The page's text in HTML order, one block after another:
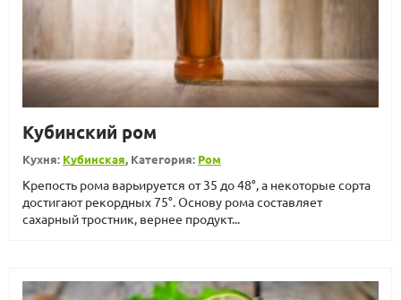
Кубинский ром
Кухня: Кубинская, Категория: Ром
Крепость рома варьируется от 35 до 48°, а некоторые сорта
достигают рекордных 75°. Основу рома составляет
сахарный тростник, вернее продукт...